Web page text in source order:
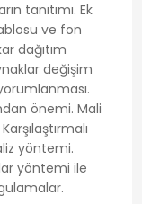
tanıtımı. Ek
ve fon
dağıtım
değişim
önemi. Mali
yöntemi.
yöntemi ile